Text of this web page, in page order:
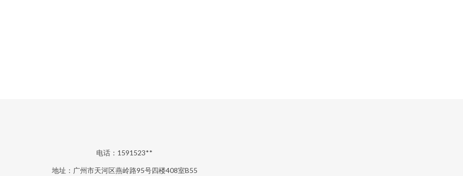
电话：1591523**
地址：广州市天河区燕岭路95号四楼408室B55